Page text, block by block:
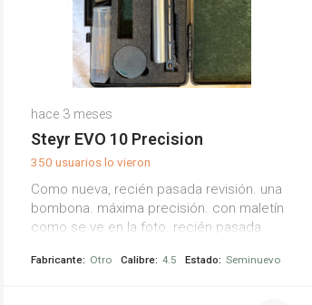
hace 3 meses
Steyr EVO 10 Precision
350 usuarios lo vieron
Como nueva, recién pasada revisión. una
bombona. máxima precisión. con maletín
como se ve en la foto. recién pasada
Fabricante: Otro Calibre: 4.5 Estado: Seminuevo